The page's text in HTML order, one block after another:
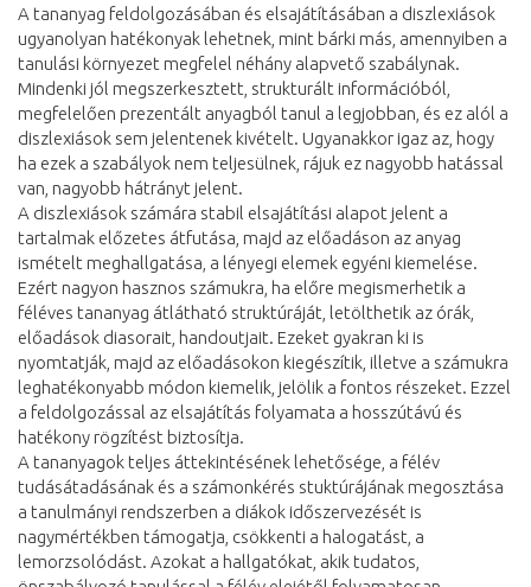
A tananyag feldolgozásában és elsajátításában a diszlexiások
ugyanolyan hatékonyak lehetnek, mint bárki más, amennyiben a
tanulási környezet megfelel néhány alapvető szabálynak.
Mindenki jól megszerkesztett, strukturált információból,
megfelelően prezentált anyagból tanul a legjobban, és ez alól a
diszlexiások sem jelentenek kivételt. Ugyanakkor igaz az, hogy
ha ezek a szabályok nem teljesülnek, rájuk ez nagyobb hatással
van, nagyobb hátrányt jelent.
A diszlexiások számára stabil elsajátítási alapot jelent a
tartalmak előzetes átfutása, majd az előadáson az anyag
ismételt meghallgatása, a lényegi elemek egyéni kiemelése.
Ezért nagyon hasznos számukra, ha előre megismerhetik a
féléves tananyag átlátható struktúráját, letölthetik az órák,
előadások diasorait, handoutjait. Ezeket gyakran ki is
nyomtatják, majd az előadásokon kiegészítik, illetve a számukra
leghatékonyabb módon kiemelik, jelölik a fontos részeket. Ezzel
a feldolgozással az elsajátítás folyamata a hosszútávú és
hatékony rögzítést biztosítja.
A tananyagok teljes áttekintésének lehetősége, a félév
tudásátadásának és a számonkérés stuktúrájának megosztása
a tanulmányi rendszerben a diákok időszervezését is
nagymértékben támogatja, csökkenti a halogatást, a
lemorzsolódást. Azokat a hallgatókat, akik tudatos,